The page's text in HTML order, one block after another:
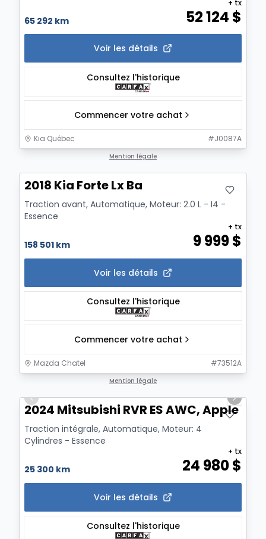
65 292 km 52 124 $
+ tx
Voir les détails
Consultez l'historique
Commencer votre achat
Kia Québec #J0087A
Mention légale
2018 Kia Forte Lx Ba
Traction avant, Automatique, Moteur: 2.0 L - I4 -
Essence
158 501 km 9 999$
+ tx
Voir les détails
Consultez l'historique
Commencer votre achat
Mazda Chatel #73512A
Mention légale
Previous slide
Next
2024 Mitsubishi RVR ES AWC, Apple
Traction intégrale, Automatique, Moteur: 4
Cylindres - Essence
25 300 km 24 980$
+ tx
Voir les détails
Consultez l'historique